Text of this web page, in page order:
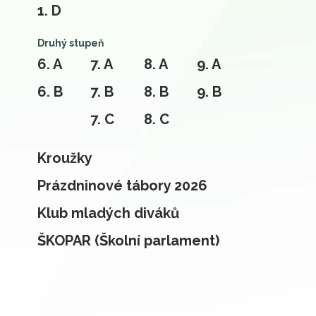
1. D
Druhý stupeň
6. A
6. B
7. A
7. B
7. C
8. A
8. B
8. C
9. A
9. B
Kroužky
Prázdninové tábory 2026
Klub mladých diváků
ŠKOPAR (Školní parlament)